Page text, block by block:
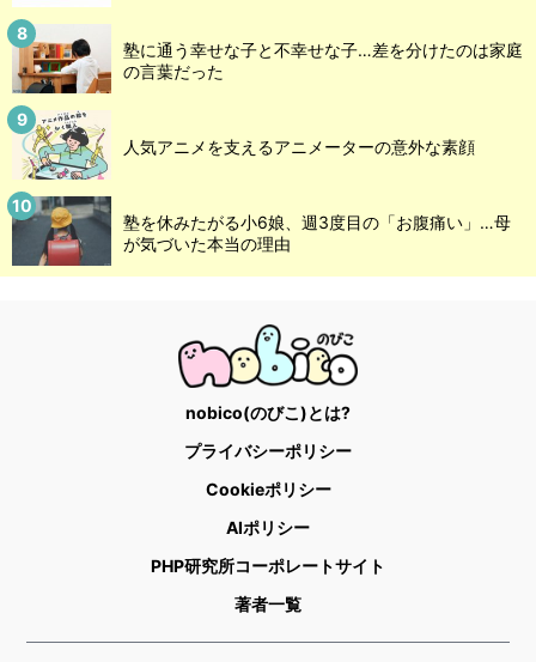
塾に通う幸せな子と不幸せな子…差を分けたのは家庭
の言葉だった
人気アニメを支えるアニメーターの意外な素顔
塾を休みたがる小6娘、週3度目の「お腹痛い」…母
が気づいた本当の理由
nobico(のびこ)とは?
プライバシーポリシー
Cookieポリシー
AIポリシー
PHP研究所コーポレートサイト
著者一覧